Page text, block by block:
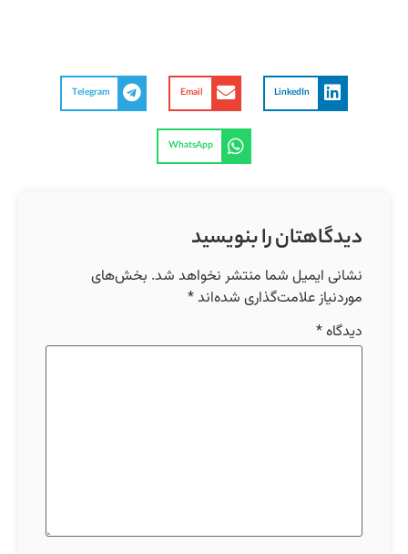
LinkedIn
Email
Telegram
WhatsApp
دیدگاهتان را بنویسید
نشانی ایمیل شما منتشر نخواهد شد. بخش‌های
موردنیاز علامت‌گذاری شده‌اند*
دیدگاه*